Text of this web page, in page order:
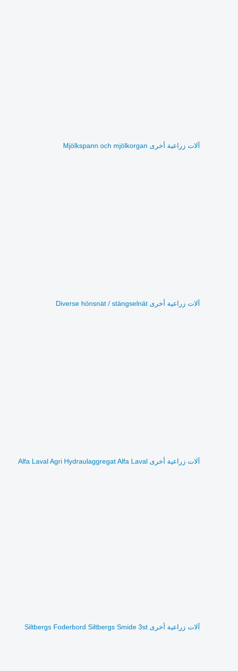
آلات زراعية أخرى Mjölkspann och mjölkorgan
آلات زراعية أخرى Diverse hönsnät / stängselnät
آلات زراعية أخرى Alfa Laval Agri Hydraulaggregat Alfa Laval
آلات زراعية أخرى Siltbergs Foderbord Siltbergs Smide 3st